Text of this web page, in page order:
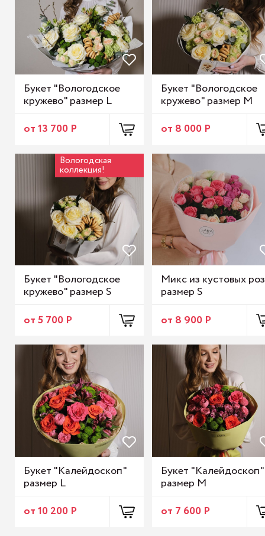
Букет "Вологодское
кружево" размер L
от 13 700 Р
Букет "Вологодское
кружево" размер M
от 8 000 Р
Вологодская
коллекция!
Букет "Вологодское
кружево" размер S
от 5 700 Р
Микс из кустовых
размер S
от 8 900 Р
Букет "Калейдоскоп"
размер L
от 10 200 Р
Букет "Калейдоскоп"
размер M
от 7 600 Р